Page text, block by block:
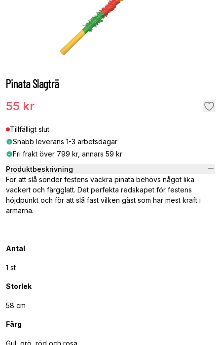
Pinata Slagträ
55 kr
Tillfälligt slut
Snabb leverans 1-3 arbetsdagar
Fri frakt över 799 kr, annars 59 kr
Produktbeskrivning
För att slå sönder festens vackra pinata behövs något lika
vackert och färgglatt. Det perfekta redskapet för festens
höjdpunkt och för att slå fast vilken gäst som har mest kraft i
armarna.
Antal
1 st
Storlek
58 cm
Färg
Gul, grö, röd och rosa